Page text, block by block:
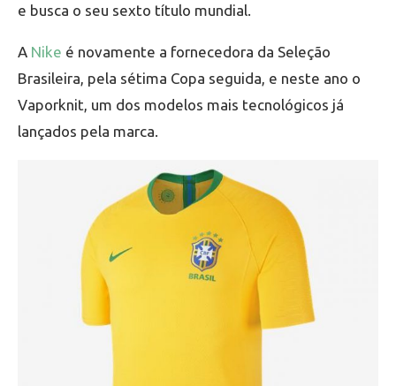
e busca o seu sexto título mundial.
A Nike é novamente a fornecedora da Seleção
Brasileira, pela sétima Copa seguida, e neste ano o
Vaporknit, um dos modelos mais tecnológicos já
lançados pela marca.